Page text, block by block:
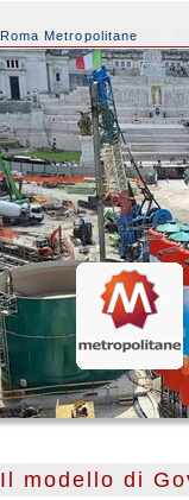
Roma Metropolitane
Il modello di